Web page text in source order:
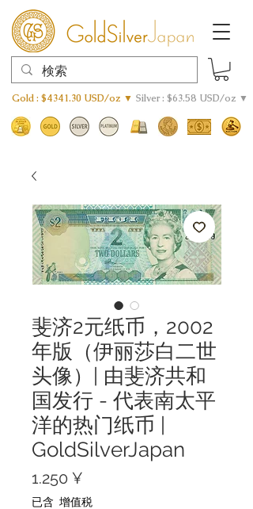
Gold : $4341.30 USD/oz ▼ Silver : $63.58 USD/oz ▼
斐济2元纸币，2002
年版（伊丽莎白二世
头像）| 由斐济共和
国发行 - 代表南太平
洋的热门纸币 |
GoldSilverJapan
1.250 ¥
格
已含 增值税